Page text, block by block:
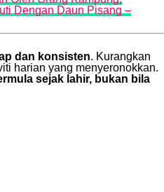
Dengan Daun Pisang –
dan konsisten. Kurangkan
harian yang menyeronokkan.
sejak lahir, bukan bila